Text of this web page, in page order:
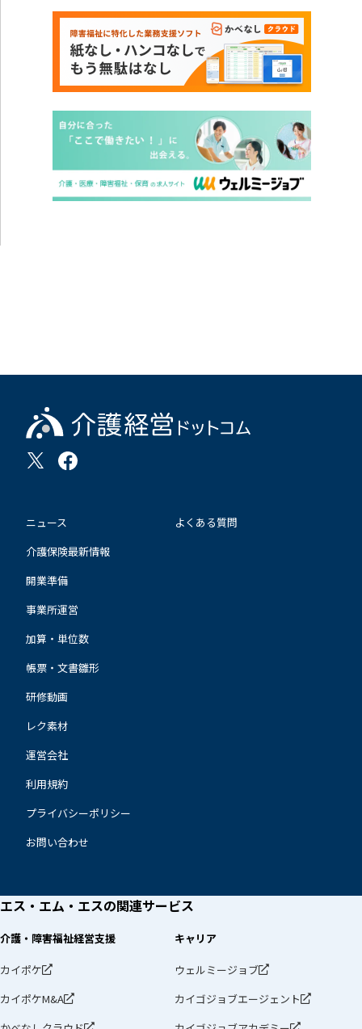
ニュース
介護保険最新情報
開業準備
事業所運営
加算・単位数
帳票・文書雛形
研修動画
レク素材
よくある質問
運営会社
利用規約
プライバシーポリシー
お問い合わせ
エス・エム・エスの関連サービス
介護・障害福祉経営支援
カイポケ
カイポケM&A
キャリア
ウェルミージョブ
カイゴジョブエージェント